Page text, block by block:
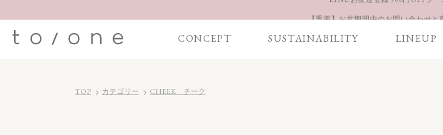
CONCEPT SUSTAINABILITY LINEUP
TOP カテゴリー CHEEK チーク